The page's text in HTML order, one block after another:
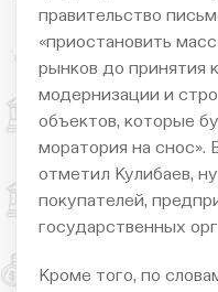
правительство
«приостановить
рынков до принятия
модернизации и
объектов, которые
моратория на снос».
отметил Кулибаев,
покупателей,
государственных
Кроме того, по